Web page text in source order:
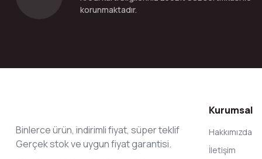
korunmaktadır.
Binlerce ürün, indirimli fiyat, süper teklif
Gerçek stok ve uygun fiyat garantisi.
Kurumsal
Hakkımızda
İletişim